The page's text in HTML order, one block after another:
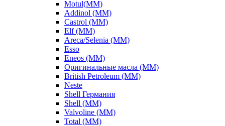
Motul(ММ)
Addinol (ММ)
Castrol (ММ)
Elf (ММ)
Areca/Selenia (ММ)
Esso
Eneos (ММ)
Оригинальные масла (ММ)
British Petroleum (ММ)
Neste
Shell Германия
Shell (ММ)
Valvoline (ММ)
Total (ММ)